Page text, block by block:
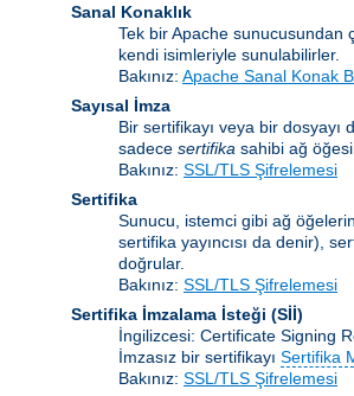
Sanal Konaklık
Tek bir Apache sunucusundan
kendi isimleriyle sunulabilirler.
Bakınız: Apache Sanal Konak
Sayısal İmza
Bir sertifikayı veya bir dosyayı
sadece sertifika sahibi ağ
Bakınız: SSL/TLS Şifrelemesi
Sertifika
Sunucu, istemci gibi ağ
sertifika yayıncısı da denir),
doğrular.
Bakınız: SSL/TLS Şifrelemesi
Sertifika İmzalama İsteği (Sİİ)
İngilizcesi: Certificate Signing
İmzasız bir sertifikayı Sertifika
Bakınız: SSL/TLS Şifrelemesi